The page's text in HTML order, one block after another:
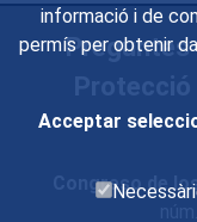
informació i de
permís per obtenir
Acceptar
Congreso de